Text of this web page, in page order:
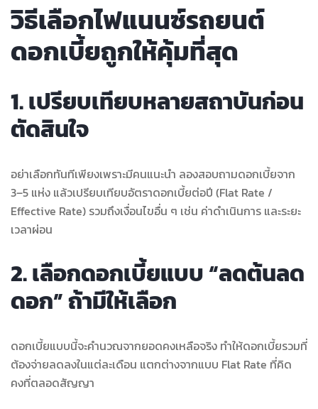
วิธีเลือกไฟแนนซ์รถยนต์
ดอกเบี้ยถูกให้คุ้มที่สุด
1. เปรียบเทียบหลายสถาบันก่อน
ตัดสินใจ
อย่าเลือกทันทีเพียงเพราะมีคนแนะนำ ลองสอบถามดอกเบี้ยจาก
3–5 แห่ง แล้วเปรียบเทียบอัตราดอกเบี้ยต่อปี (Flat Rate /
Effective Rate) รวมถึงเงื่อนไขอื่น ๆ เช่น ค่าดำเนินการ และระยะ
เวลาผ่อน
2. เลือกดอกเบี้ยแบบ “ลดต้นลด
ดอก” ถ้ามีให้เลือก
ดอกเบี้ยแบบนี้จะคำนวณจากยอดคงเหลือจริง ทำให้ดอกเบี้ยรวมที่
ต้องจ่ายลดลงในแต่ละเดือน แตกต่างจากแบบ Flat Rate ที่คิด
คงที่ตลอดสัญญา